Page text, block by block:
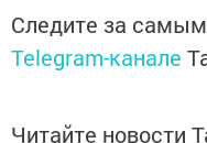
Следите за
Telegram-канале
Читайте новости